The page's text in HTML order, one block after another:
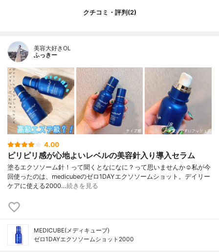
クチコミ・評判(2)
美容大好きOL
ふっきー
4.00
ピリピリ感が心地よいレベルの美容針入り導入セラム
塗るエクソソーム針！って聞くとなになに？って思いませんか☺️私が今
回使ったのは、medicubeのゼロ1DAYエクソソームショット。デイリー
ケアに使える2000…続きを見る
MEDICUBE(メディキューブ)
ゼロ1DAYエクソソームショット2000